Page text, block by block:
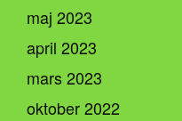
maj 2023
april 2023
mars 2023
oktober 2022